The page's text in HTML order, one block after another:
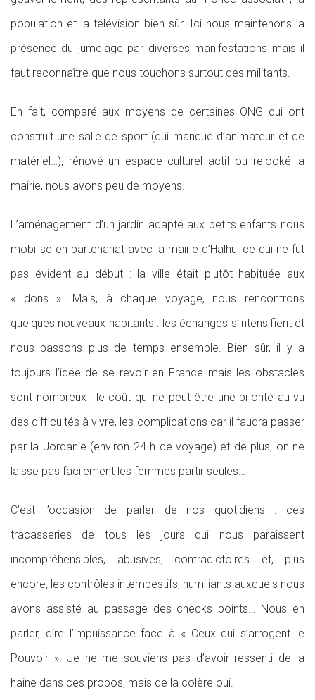
population et la télévision bien sûr. Ici nous maintenons la
présence du jumelage par diverses manifestations mais il
faut reconnaître que nous touchons surtout des militants.
En fait, comparé aux moyens de certaines ONG qui ont
construit une salle de sport (qui manque d’animateur et de
matériel…), rénové un espace culturel actif ou relooké la
mairie, nous avons peu de moyens.
L’aménagement d’un jardin adapté aux petits enfants nous
mobilise en partenariat avec la mairie d’Halhul ce qui ne fut
pas évident au début : la ville était plutôt habituée aux
« dons ». Mais, à chaque voyage, nous rencontrons
quelques nouveaux habitants : les échanges s’intensifient et
nous passons plus de temps ensemble. Bien sûr, il y a
toujours l’idée de se revoir en France mais les obstacles
sont nombreux : le coût qui ne peut être une priorité au vu
des difficultés à vivre, les complications car il faudra passer
par la Jordanie (environ 24 h de voyage) et de plus, on ne
laisse pas facilement les femmes partir seules…
C’est l’occasion de parler de nos quotidiens : ces
tracasseries de tous les jours qui nous paraissent
incompréhensibles, abusives, contradictoires et, plus
encore, les contrôles intempestifs, humiliants auxquels nous
avons assisté au passage des checks points… Nous en
parler, dire l’impuissance face à « Ceux qui s’arrogent le
Pouvoir ». Je ne me souviens pas d’avoir ressenti de la
haine dans ces propos, mais de la colère oui.